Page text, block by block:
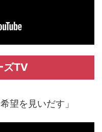
ズTV
望を見いだす」